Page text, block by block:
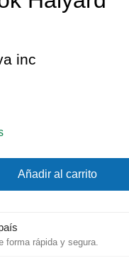
inc
Añadir al carrito
forma rápida y segura.